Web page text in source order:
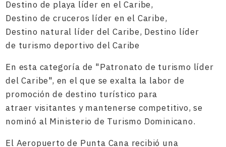
Destino de playa líder en el Caribe,
Destino de cruceros líder en el Caribe,
Destino natural líder del Caribe, Destino líder
de turismo deportivo del Caribe
En esta categoría de "Patronato de turismo líder
del Caribe", en el que se exalta la labor de
promoción de destino turístico para
atraer visitantes y mantenerse competitivo, se
nominó al Ministerio de Turismo Dominicano.
El Aeropuerto de Punta Cana recibió una